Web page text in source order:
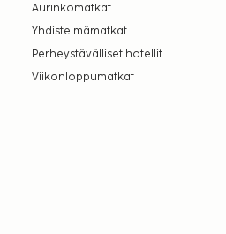
Aurinkomatkat
Yhdistelmämatkat
Perheystävälliset hotellit
Viikonloppumatkat